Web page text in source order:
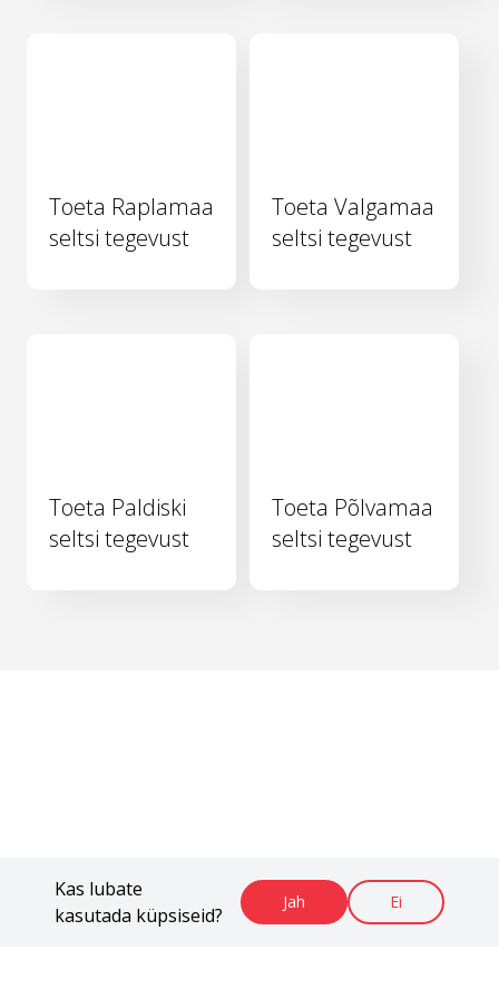
Kas lubate
kasutada küpsiseid?
Jah Ei
Toeta Raplamaa
seltsi tegevust
Toeta Valgamaa
seltsi tegevust
Toeta Paldiski
seltsi tegevust
Toeta Põlvamaa
seltsi tegevust